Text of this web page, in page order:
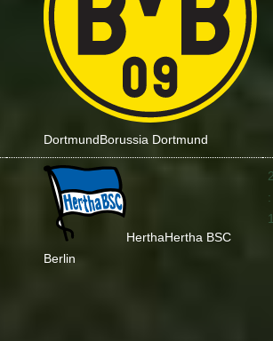
DortmundBorussia Dortmund
HerthaHertha BSC
Berlin
: